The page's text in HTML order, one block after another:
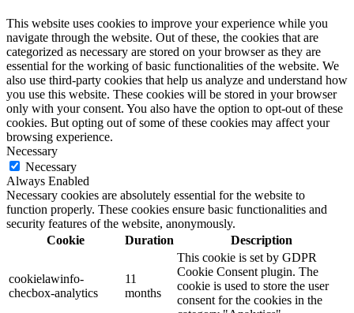
This website uses cookies to improve your experience while you
navigate through the website. Out of these, the cookies that are
categorized as necessary are stored on your browser as they are
essential for the working of basic functionalities of the website. We
also use third-party cookies that help us analyze and understand how
you use this website. These cookies will be stored in your browser
only with your consent. You also have the option to opt-out of these
cookies. But opting out of some of these cookies may affect your
browsing experience.
Necessary
Necessary
Always Enabled
Necessary cookies are absolutely essential for the website to
function properly. These cookies ensure basic functionalities and
security features of the website, anonymously.
Cookie
Duration Description
cookielawinfo-
checbox-analytics
11
months
This cookie is set by GDPR
Cookie Consent plugin. The
cookie is used to store the user
consent for the cookies in the